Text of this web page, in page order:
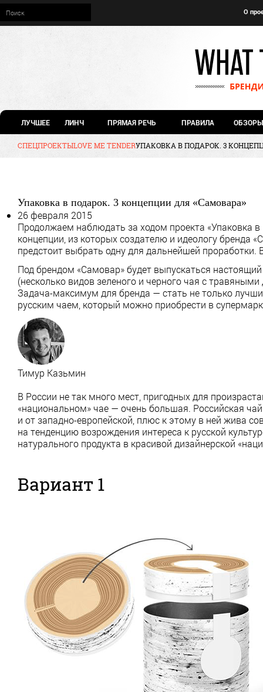
О
ЛУЧШЕЕ ЛИНЧ ПРЯМАЯ РЕЧЬ ПРАВИЛА ОБЗОРЫ
СПЕЦПРОЕКТЫLOVE ME TENDERУПАКОВКА В ПОДАРОК. 3
Упаковка в подарок. 3 концепции для «Самовара»
26 февраля 2015
Продолжаем наблюдать за ходом проекта «Упаковка в
концепции, из которых создателю и идеологу бренда
предстоит выбрать одну для дальнейшей
Под брендом «Самовар» будет выпускаться
(несколько видов зеленого и черного чая с
Задача-максимум для бренда — стать не только
русским чаем, который можно приобрести в
Тимур Казьмин
В России не так много мест, пригодных для
«национальном» чае — очень большая. Российская
и от западно-европейской, плюс к этому в ней жива
на тенденцию возрождения интереса к русской
натурального продукта в красивой дизайнерской
Вариант 1